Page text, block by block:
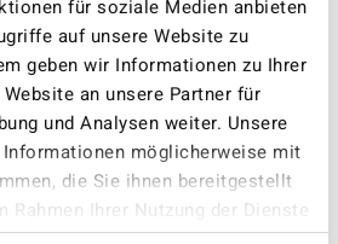
für soziale Medien anbieten
auf unsere Website zu
geben wir Informationen zu Ihrer
an unsere Partner für
und Analysen weiter. Unsere
möglicherweise mit
die Sie ihnen bereitgestellt
Rahmen Ihrer Nutzung der Dienste